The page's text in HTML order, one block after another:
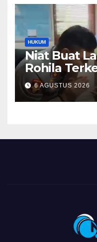
HUKUM
Niat Buat
Rohila
Bantuan
Kombes Pol
6 AGUSTUS 2026